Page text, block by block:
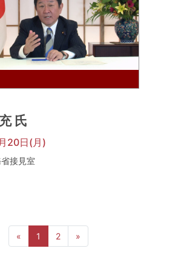
氏
20日(月)
接見室
« 前へ1 2 »